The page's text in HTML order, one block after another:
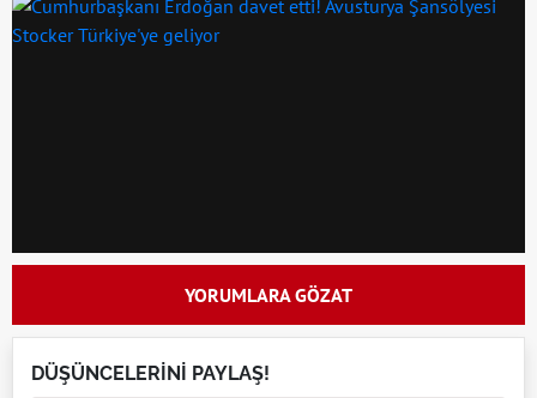
YORUMLARA GÖZAT
DÜŞÜNCELERİNİ PAYLAŞ!